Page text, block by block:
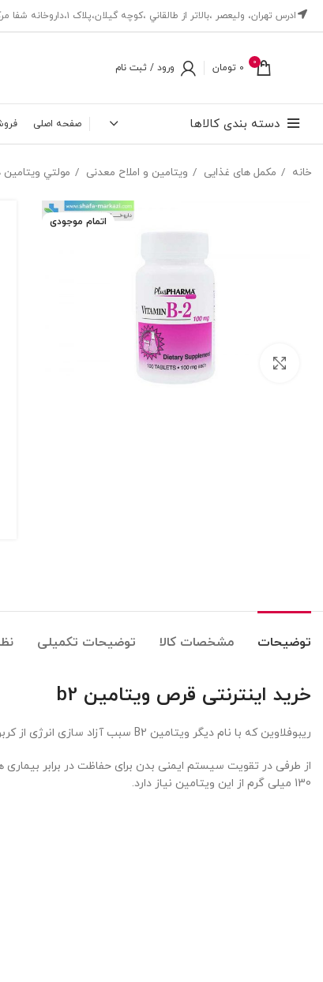
ادرس تهران، ‎وليعصر ،بالاتر از طالقاني ،كوچه گيلان،پلاک ۱،داروخانه شفا مركزي
0
0 تومان ورود / ثبت نام
دسته بندی کالاها صفحه اصلی
خانه مکمل های غذایی ویتامین و املاح معدنی مولتي ويتامين
اتمام موجودی
بزرگنمایی تصویر
توضیحات مشخصات کالا توضیحات تکمیلی
خرید اینترنتی قرص ویتامین b2
ریبوفلاوین که با نام دیگر ویتامین B2 سبب آزاد سازی انرژی از کربوهیدرات ها، پروتئین و چربی ها می شود. همچنین برای تکثیر، رشد و ترمیم یا بازسازی پوست، مو، ناخن و مفاصل مصرف ریبوفلاوین ضروری می باشد.
130 میلی گرم از این ویتامین نیاز دارد.